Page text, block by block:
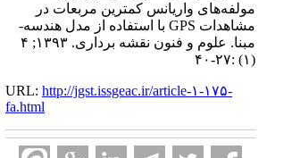
مولفه‌های واریانس کمترین مربعات در
مشاهدات GPS با استفاده از مدل هندسه-
مبنا. علوم و فنون نقشه برداری. ۱۳۹۳; ۴
(۱) :۲۷-۴۰
URL: http://jgst.issgeac.ir/article-۱-۱۷۵-
fa.html